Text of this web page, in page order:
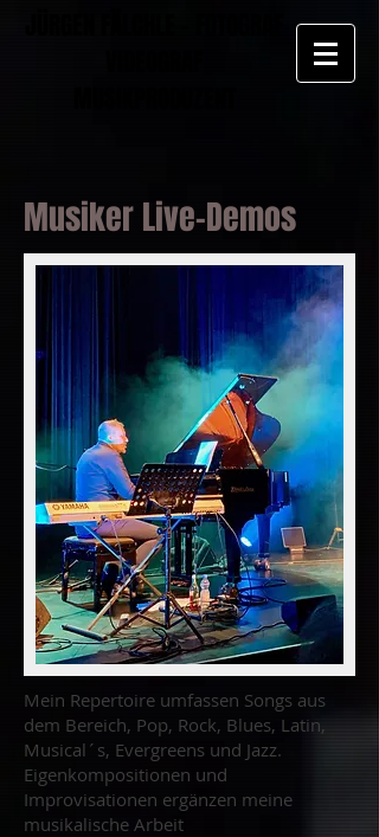
Musiker Live-Demos
Mein Repertoire umfassen Songs aus
dem Bereich, Pop, Rock, Blues, Latin,
Musical´s, Evergreens und Jazz.
Eigenkompositionen und
Improvisationen ergänzen meine
musikalische Arbeit